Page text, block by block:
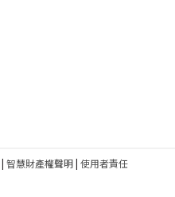
| 智慧財產權聲明| 使用者責任